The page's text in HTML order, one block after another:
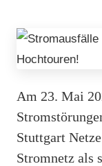
Am 23. Mai
Stuttgart
Stromnetz als